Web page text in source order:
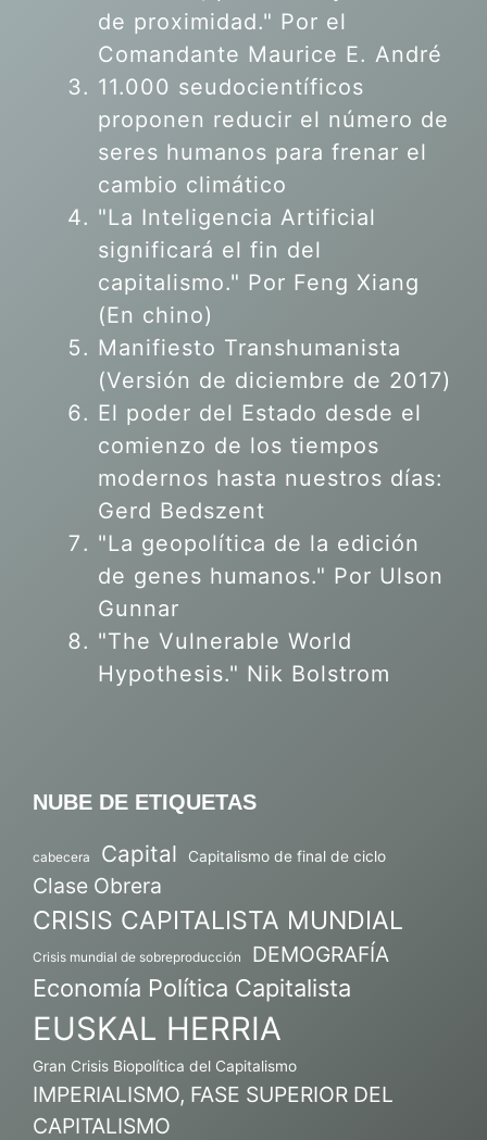
de proximidad." Por el
Comandante Maurice E. André
11.000 seudocientíficos
proponen reducir el número de
seres humanos para frenar el
cambio climático
"La Inteligencia Artificial
significará el fin del
capitalismo." Por Feng Xiang
(En chino)
Manifiesto Transhumanista
(Versión de diciembre de 2017)
El poder del Estado desde el
comienzo de los tiempos
modernos hasta nuestros días:
Gerd Bedszent
"La geopolítica de la edición
de genes humanos." Por Ulson
Gunnar
"The Vulnerable World
Hypothesis." Nik Bolstrom
NUBE DE ETIQUETAS
cabecera Capital Capitalismo de final de ciclo
Clase Obrera
CRISIS CAPITALISTA MUNDIAL
Crisis mundial de sobreproducción DEMOGRAFÍA
Economía Política Capitalista
EUSKAL HERRIA
Gran Crisis Biopolítica del Capitalismo
IMPERIALISMO, FASE SUPERIOR DEL
CAPITALISMO